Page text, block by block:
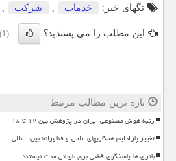
تگهای خبر:
خدمات شركت
این مطلب را می پسندید؟ (1)
تازه ترین مطالب مرتبط
رتبه هوش مصنوعی ایران در پژوهش بین ۱۲ تا ۱۸
تغییر پارادایم همکاریهای علمی و فناورانه بین المللی
باتری ها پاسخگوی قطعی برق طولانی مدت نیستند